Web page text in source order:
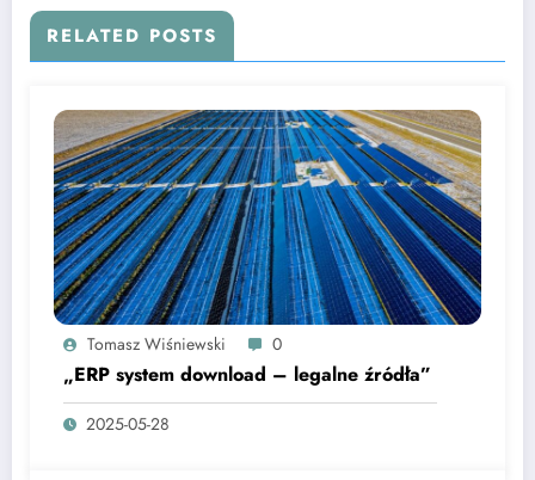
RELATED POSTS
Tomasz Wiśniewski 0
„ERP system download – legalne źródła”
2025-05-28